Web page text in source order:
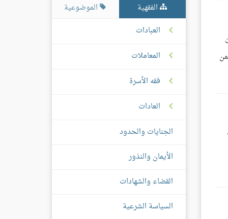
الفقهية
الموضوعية
العبادات
المعاملات
فقه الأسرة
العادات
الجنايات والحدود
الأيمان والنذور
القضاء والشهادات
السياسة الشرعية